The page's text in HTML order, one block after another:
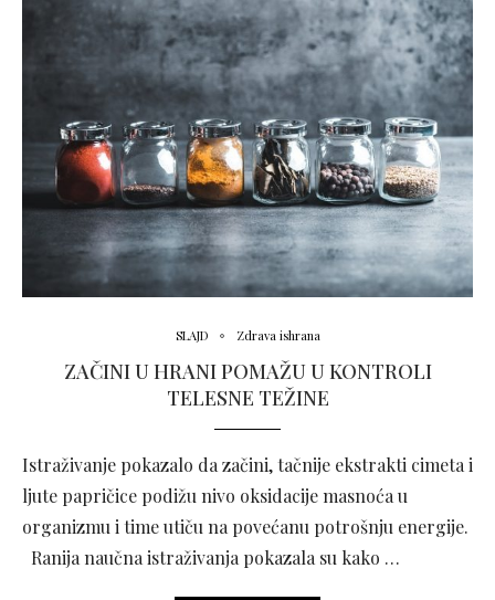
SLAJD Zdrava ishrana
ZAČINI U HRANI POMAŽU U KONTROLI
TELESNE TEŽINE
Istraživanje pokazalo da začini, tačnije ekstrakti cimeta i
ljute papričice podižu nivo oksidacije masnoća u
organizmu i time utiču na povećanu potrošnju energije.
Ranija naučna istraživanja pokazala su kako …